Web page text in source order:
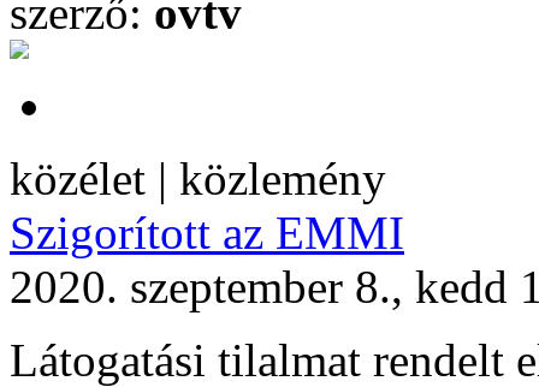
szerző: ovtv
közélet | közlemény
Szigorított az EMMI
2020. szeptember 8., kedd
Látogatási tilalmat rendelt